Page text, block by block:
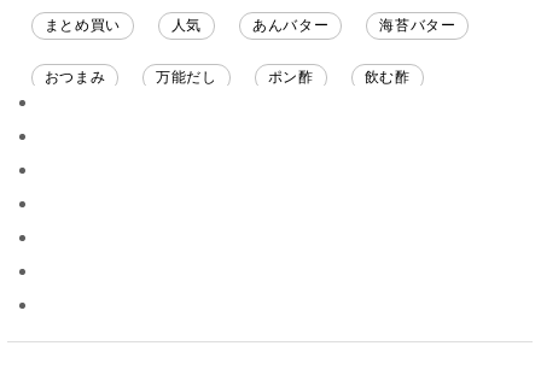
まとめ買い 人気 あんバター 海苔バター
おつまみ 万能だし ポン酢 飲む酢